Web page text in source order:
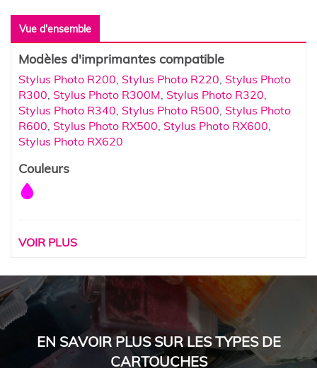
Vue d'ensemble
Modèles d'imprimantes compatible
Stylus Photo R200, Stylus Photo R220, Stylus Photo
R300, Stylus Photo R300M, Stylus Photo R320,
Stylus Photo R340, Stylus Photo R500, Stylus Photo
R600, Stylus Photo RX500, Stylus Photo RX600,
Stylus Photo RX620
Couleurs
VOIR PLUS
EN SAVOIR PLUS SUR LES TYPES DE
CARTOUCHES